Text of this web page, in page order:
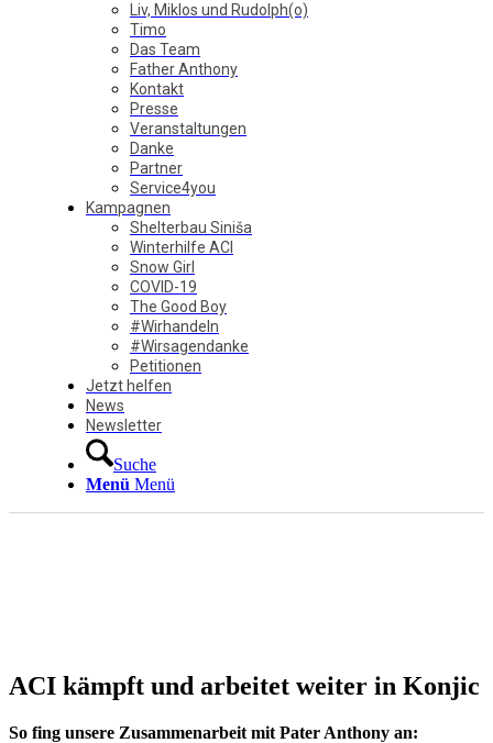
Liv, Miklos und Rudolph(o)
Timo
Das Team
Father Anthony
Kontakt
Presse
Veranstaltungen
Danke
Partner
Service4you
Kampagnen
Shelterbau Siniša
Winterhilfe ACI
Snow Girl
COVID-19
The Good Boy
#Wirhandeln
#Wirsagendanke
Petitionen
Jetzt helfen
News
Newsletter
Suche
Menü Menü
ACI kämpft und arbeitet weiter in Konjic
So fing unsere Zusammenarbeit mit Pater Anthony an: